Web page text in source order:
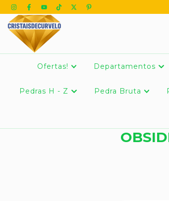
Ofertas! Departamentos
Pedras H - Z Pedra Bruta